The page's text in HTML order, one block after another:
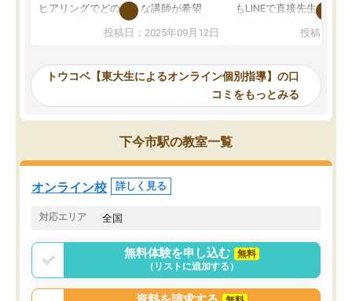
ヒアリングでどのような講師が希望
か、オプションは付帯するかなど選ぶ
事が出来ました。
ーティングを行い、その講師で良いか
見てから講師を決定する事ができま
す。
うちの子は、初回面談の講師の方で決
オンラインツールを使用した単語帳の
共有があり宿題もそちらで出される形
でした。
言う事で講師変更の申し出があり、あ
まりに短期での変更だった為、塾に通
う事にして退会しました。遅れも取り
戻せ、授業内容や講師の方は良かった
投稿日：2025年09月12日
もLINEで直接先生に質問
めれるので、個人に合
いなのがあり(有料)、受
ことをどんなスケジュー
くか相談したのですが、
ち期待したものではなく
くなってきたようなので
投稿日：
トウコベ【東大生によるオンライン個別指導】の口
コミをもっとみる
下今市駅の教室一覧
オンライン校 詳しく見る
対応エリア 全国
無料体験を申し込む
無料
（リストに追加する）